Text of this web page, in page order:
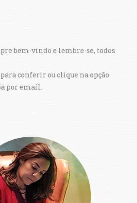
bem-vindo e lembre-se, todos
conferir ou clique na opção
por email.